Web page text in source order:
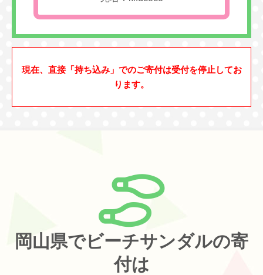
現在、直接「持ち込み」でのご寄付は受付を停止してお
ります。
岡山県でビーチサンダルの寄
付は